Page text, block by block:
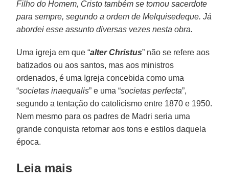
Filho do Homem, Cristo também se tornou sacerdote
para sempre, segundo a ordem de Melquisedeque. Já
abordei esse assunto diversas vezes nesta obra.
Uma igreja em que “alter Christus” não se refere aos
batizados ou aos santos, mas aos ministros
ordenados, é uma Igreja concebida como uma
“societas inaequalis” e uma “societas perfecta”,
segundo a tentação do catolicismo entre 1870 e 1950.
Nem mesmo para os padres de Madri seria uma
grande conquista retornar aos tons e estilos daquela
época.
Leia mais